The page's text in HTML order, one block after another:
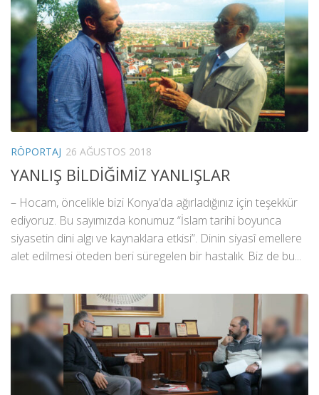
RÖPORTAJ 26 AĞUSTOS 2018
YANLIŞ BİLDİĞİMİZ YANLIŞLAR
– Hocam, öncelikle bizi Konya’da ağırladığınız için teşekkür
ediyoruz. Bu sayımızda konumuz “İslam tarihi boyunca
siyasetin dini algı ve kaynaklara etkisi”. Dinin siyasî emellere
alet edilmesi öteden beri süregelen bir hastalık. Biz de bu...